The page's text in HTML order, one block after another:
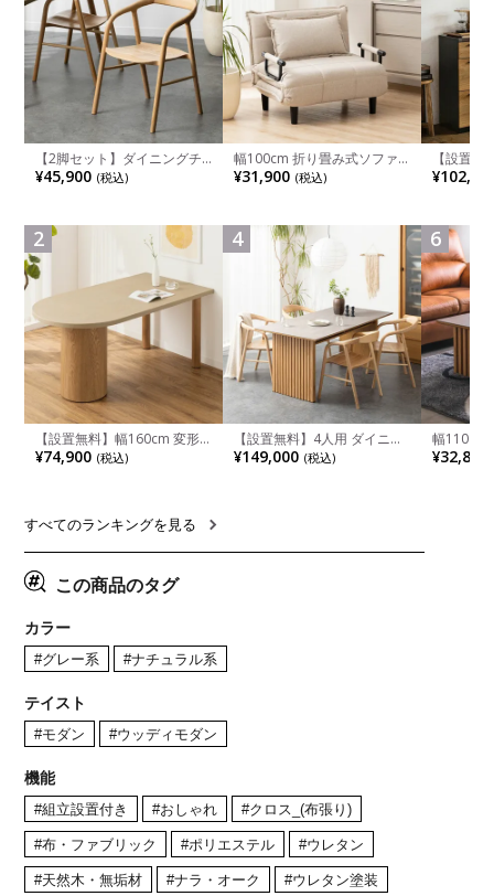
【2脚セット】ダイニングチ
ェア 木製 LUGA 肘付き チェ
ア 天然木 リビング椅子 板座
ュラル ブラウン 完成品
¥45,900 (税込)
2
【設置無料】幅160cm 変形
半円 ダイニングテーブル モ
ルタル風 LENAS コンクリー
リア風 グレージュ
¥74,900 (税込)
幅100cm 折り畳み式ソファ
ベッド コンパクト リクライ
ニング カウチスタイル 省ス
¥31,900 (税込)
4
【設置無料】4人用 ダイニン
グテーブルセット 5点 LUGA
セラミックテーブル おしゃれ
¥149,000 (税込)
【設置
チンカウ
板 引き出
れ ウッデ
ル グレー
6
幅110cm
木目調 リ
付き 長方
¥32,800
すべてのランキングを見る
この商品のタグ
カラー
#グレー系 #ナチュラル系
テイスト
#モダン #ウッディモダン
機能
#組立設置付き #おしゃれ #クロス_(布張り)
#布・ファブリック #ポリエステル #ウレタン
#天然木・無垢材 #ナラ・オーク #ウレタン塗装